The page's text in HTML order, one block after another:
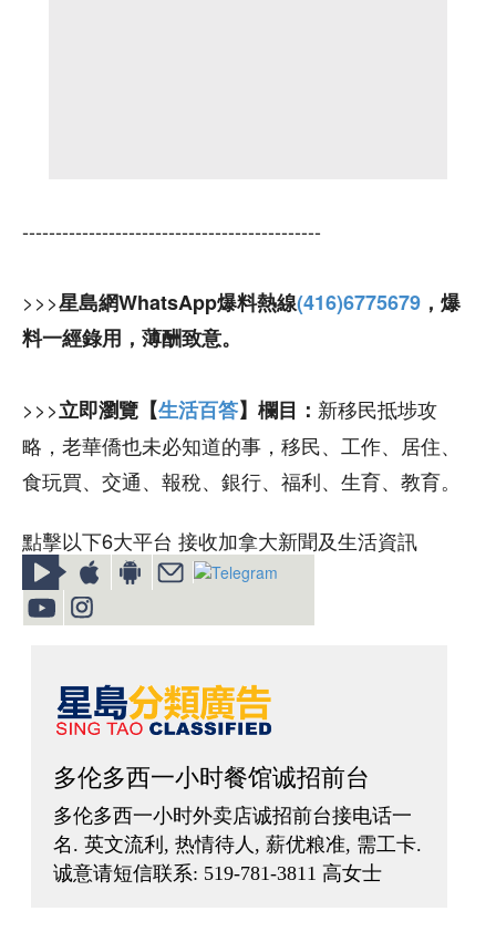
---------------------------------------------
>>>星島網WhatsApp爆料熱線(416)6775679 ，爆
料一經錄用，薄酬致意。
>>>立即瀏覽【生活百答】欄目： 新移民抵埗攻
略，老華僑也未必知道的事，移民、工作、居住、
食玩買、交通、報稅、銀行、福利、生育、教育。
點擊以下6大平台 接收加拿大新聞及生活資訊